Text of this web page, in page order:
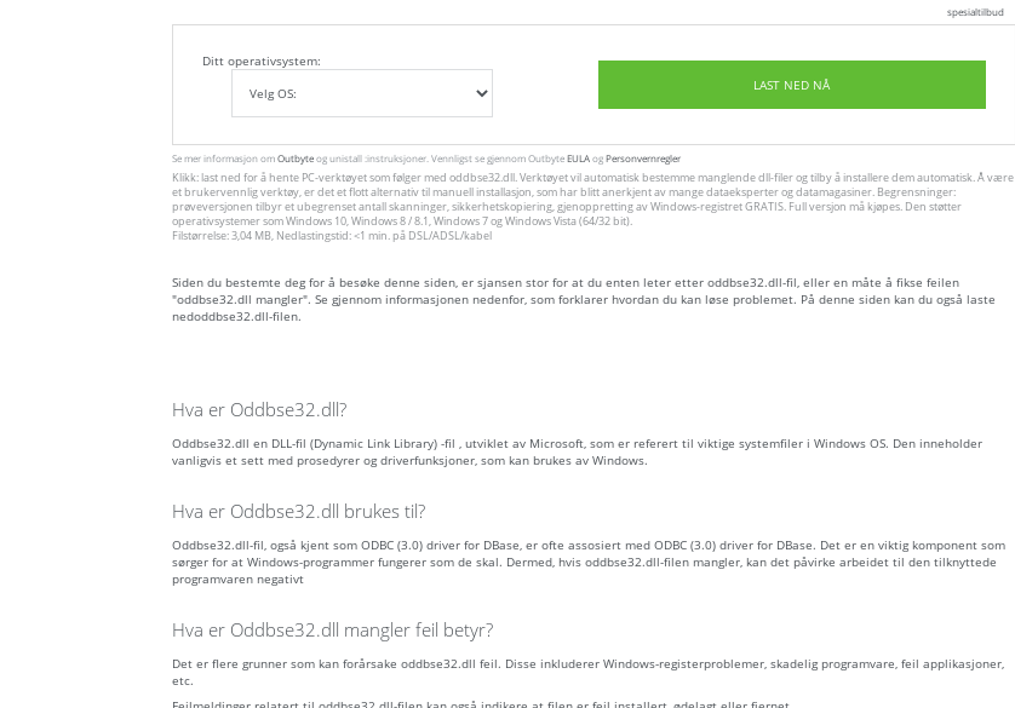
spesialtilbud
Ditt operativsystem:
LAST NED NÅ
Se mer informasjon omOutbyteog unistall :instruksjoner. Vennligst se gjennom OutbyteEULAogPersonvernregler
Klikk: last ned for å hente PC-verktøyet som følger med oddbse32.dll. Verktøyet vil automatisk bestemme manglende dll-filer og tilby å installere dem automatisk. Å være
et brukervennlig verktøy, er det et flott alternativ til manuell installasjon, som har blitt anerkjent av mange dataeksperter og datamagasiner. Begrensninger:
prøveversjonen tilbyr et ubegrenset antall skanninger, sikkerhetskopiering, gjenoppretting av Windows-registret GRATIS. Full versjon må kjøpes. Den støtter
operativsystemer som Windows 10, Windows 8 / 8.1, Windows 7 og Windows Vista (64/32 bit).
Filstørrelse: 3,04 MB, Nedlastingstid: <1 min. på DSL/ADSL/kabel
Siden du bestemte deg for å besøke denne siden, er sjansen stor for at du enten leter etter oddbse32.dll-fil, eller en måte å fikse feilen
"oddbse32.dll mangler". Se gjennom informasjonen nedenfor, som forklarer hvordan du kan løse problemet. På denne siden kan du også laste
nedoddbse32.dll-filen.
Hva er Oddbse32.dll?
Oddbse32.dll en DLL-fil (Dynamic Link Library) -fil , utviklet av Microsoft, som er referert til viktige systemfiler i Windows OS. Den inneholder
vanligvis et sett med prosedyrer og driverfunksjoner, som kan brukes av Windows.
Hva er Oddbse32.dll brukes til?
Oddbse32.dll-fil, også kjent som ODBC (3.0) driver for DBase, er ofte assosiert med ODBC (3.0) driver for DBase. Det er en viktig komponent som
sørger for at Windows-programmer fungerer som de skal. Dermed, hvis oddbse32.dll-filen mangler, kan det påvirke arbeidet til den tilknyttede
programvaren negativt
Hva er Oddbse32.dll mangler feil betyr?
Det er flere grunner som kan forårsake oddbse32.dll feil. Disse inkluderer Windows-registerproblemer, skadelig programvare, feil applikasjoner,
etc.